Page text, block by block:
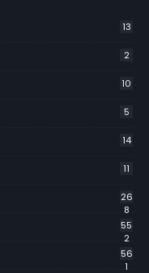
13
2
10
5
14
11
26
8
55
2
56
1